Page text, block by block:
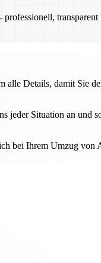
alle Details, damit Sie
jeder Situation an und
bei Ihrem Umzug von